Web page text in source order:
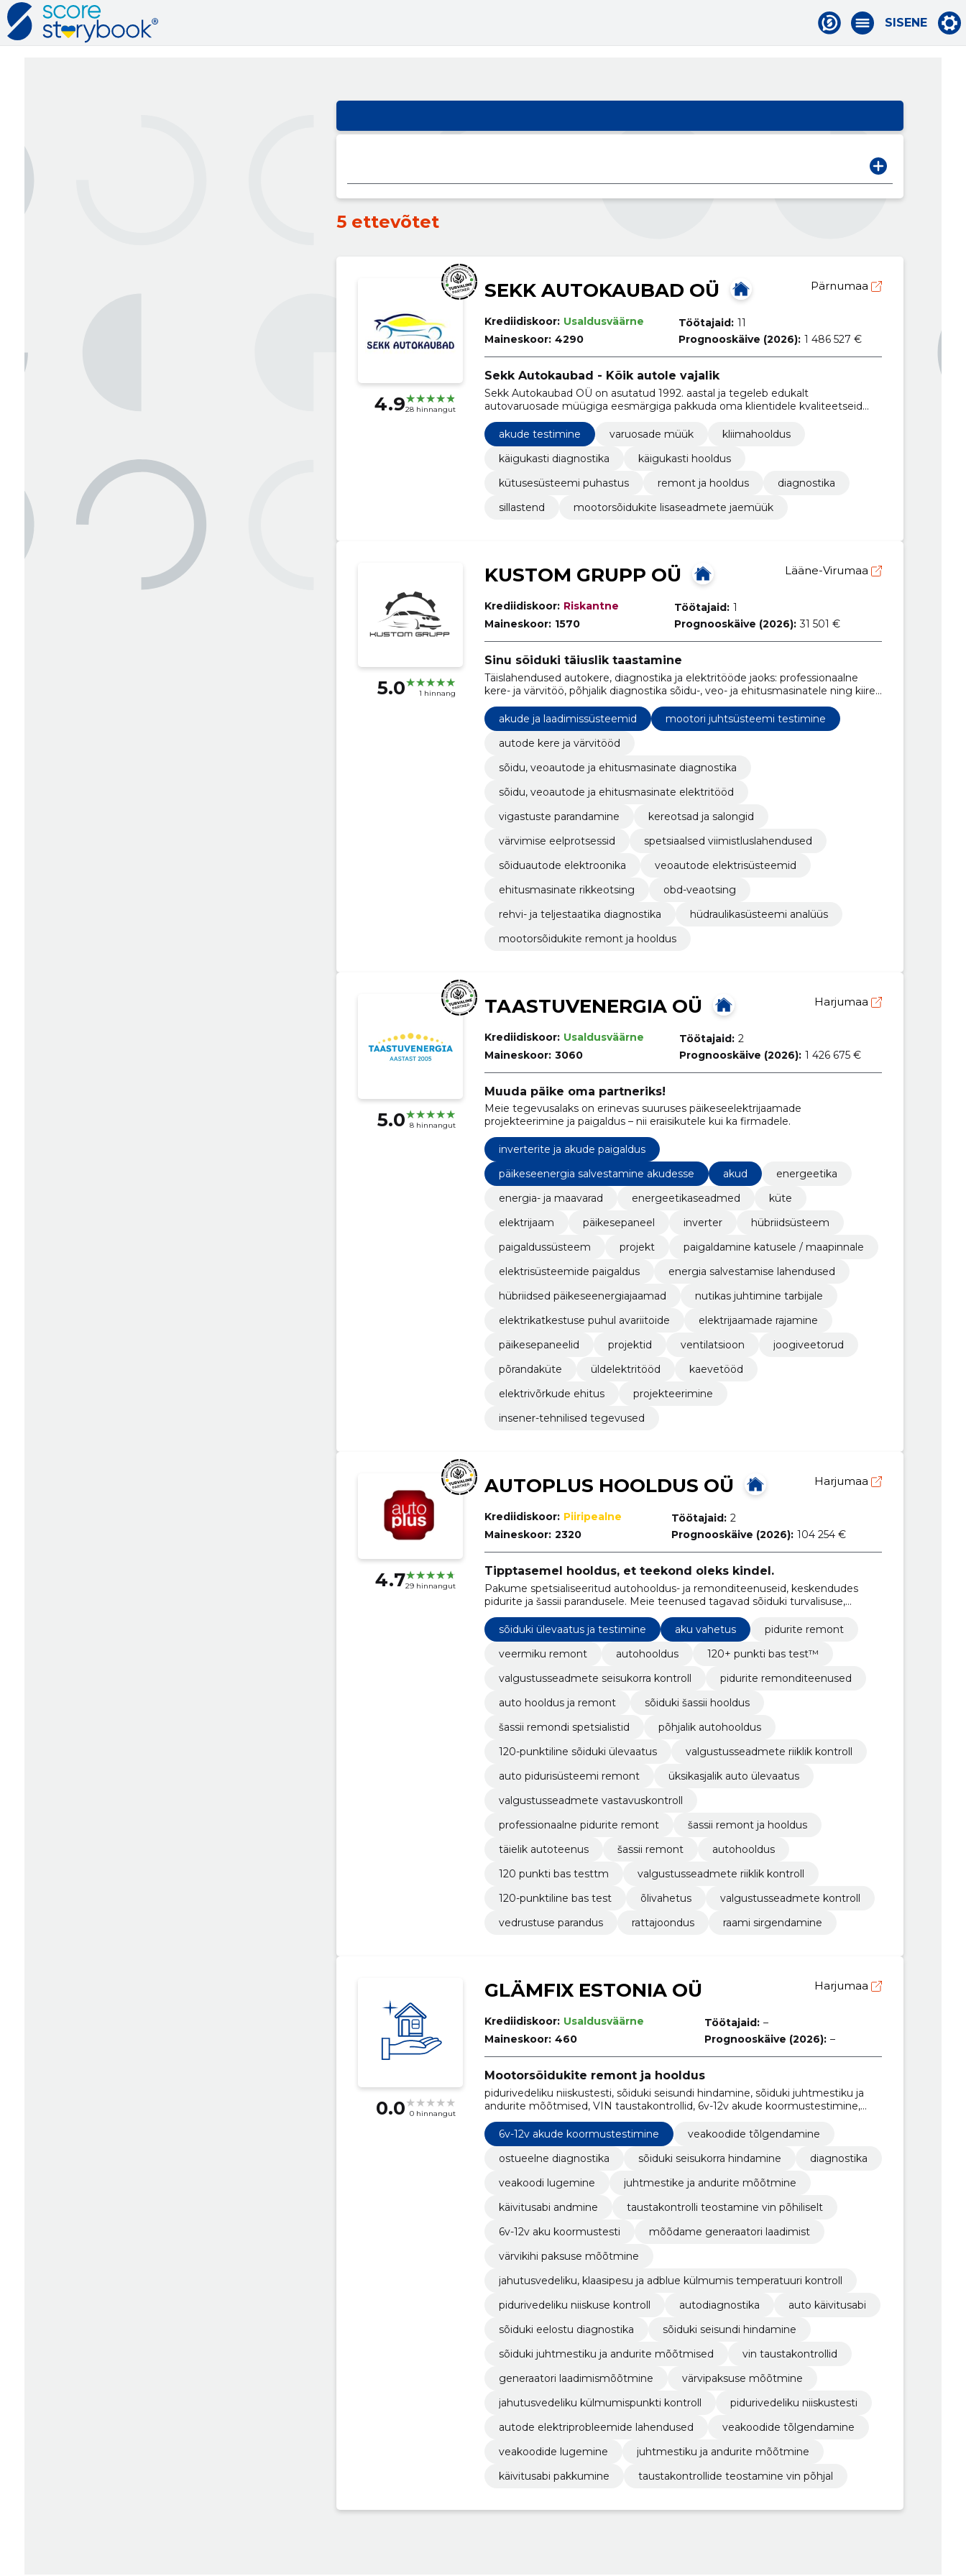
SISENE
5 ettevõtet
4.928 hinnangut
SEKK AUTOKAUBAD OÜ Pärnumaa
Krediidiskoor: Usaldusväärne
Maineskoor: 4290
Töötajaid: 11
Prognooskäive (2026): 1 486 527 €
Sekk Autokaubad - Kõik autole vajalik
Sekk Autokaubad OÜ on asutatud 1992. aastal ja tegeleb edukalt
autovaruosade müügiga eesmärgiga pakkuda oma klientidele kvaliteetseid
tooteid konkurentsivõimeliste hindadega
akude testimine
varuosade müük
kliimahooldus
käigukasti diagnostika
käigukasti hooldus
kütusesüsteemi puhastus
remont ja hooldus
diagnostika
sillastend
mootorsõidukite lisaseadmete jaemüük
5.0 1 hinnang
KUSTOM GRUPP OÜ Lääne-Virumaa
Krediidiskoor: Riskantne
Maineskoor: 1570
Töötajaid: 1
Prognooskäive (2026): 31 501 €
Sinu sõiduki täiuslik taastamine
Täislahendused autokere, diagnostika ja elektritööde jaoks: professionaalne
kere- ja värvitöö, põhjalik diagnostika sõidu-, veo- ja ehitusmasinatele ning kiire
välimuse.
akude ja laadimissüsteemid
mootori juhtsüsteemi testimine
autode kere ja värvitööd
sõidu, veoautode ja ehitusmasinate diagnostika
sõidu, veoautode ja ehitusmasinate elektritööd
vigastuste parandamine
kereotsad ja salongid
värvimise eelprotsessid
spetsiaalsed viimistluslahendused
sõiduautode elektroonika
veoautode elektrisüsteemid
ehitusmasinate rikkeotsing
obd-veaotsing
rehvi- ja teljestaatika diagnostika
hüdraulikasüsteemi analüüs
mootorsõidukite remont ja hooldus
5.0 8 hinnangut
TAASTUVENERGIA OÜ Harjumaa
Krediidiskoor: Usaldusväärne
Maineskoor: 3060
Töötajaid: 2
Prognooskäive (2026): 1 426 675 €
Muuda päike oma partneriks!
Meie tegevusalaks on erinevas suuruses päikeseelektrijaamade
projekteerimine ja paigaldus – nii eraisikutele kui ka firmadele.
inverterite ja akude paigaldus
päikeseenergia salvestamine akudesse
akud
energeetika
energia- ja maavarad
energeetikaseadmed
küte
elektrijaam
päikesepaneel inverter
hübriidsüsteem
paigaldussüsteem
projekt
paigaldamine katusele / maapinnale
elektrisüsteemide paigaldus
energia salvestamise lahendused
hübriidsed päikeseenergiajaamad
nutikas juhtimine tarbijale
elektrikatkestuse puhul avariitoide
elektrijaamade rajamine
päikesepaneelid
projektid ventilatsioon
joogiveetorud
põrandaküte
üldelektritööd
kaevetööd
elektrivõrkude ehitus
projekteerimine
insener-tehnilised tegevused
4.729 hinnangut
AUTOPLUS HOOLDUS OÜ Harjumaa
Krediidiskoor: Piiripealne
Maineskoor: 2320
Töötajaid: 2
Prognooskäive (2026): 104 254 €
Tipptasemel hooldus, et teekond oleks kindel.
Pakume spetsialiseeritud autohooldus- ja remonditeenuseid, keskendudes
pidurite ja šassii parandusele. Meie teenused tagavad sõiduki turvalisuse,
jõudluse ja põhjaliku kontrolli 120-punktilise BAS testi™ abil.
sõiduki ülevaatus ja testimine
aku vahetus
pidurite remont
veermiku remont
autohooldus
120+ punkti bas test™
valgustusseadmete seisukorra kontroll
pidurite remonditeenused
auto hooldus ja remont
sõiduki šassii hooldus
šassii remondi spetsialistid
põhjalik autohooldus
120-punktiline sõiduki ülevaatus
valgustusseadmete riiklik kontroll
auto pidurisüsteemi remont
üksikasjalik auto ülevaatus
valgustusseadmete vastavuskontroll
professionaalne pidurite remont
šassii remont ja hooldus
täielik autoteenus
šassii remont
autohooldus
120 punkti bas testtm
valgustusseadmete riiklik kontroll
120-punktiline bas test
õlivahetus
valgustusseadmete kontroll
vedrustuse parandus
rattajoondus raami sirgendamine
0.0 0 hinnangut
GLÄMFIX ESTONIA OÜ Harjumaa
Krediidiskoor: Usaldusväärne
Maineskoor: 460
Töötajaid: –
Prognooskäive (2026): –
Mootorsõidukite remont ja hooldus
pidurivedeliku niiskustesti, sõiduki seisundi hindamine, sõiduki juhtmestiku ja
andurite mõõtmised, VIN taustakontrollid, 6v-12v akude koormustestimine,
generaatori laadimismõõtmine, värvipaksuse mõõtmine, jahutusvedeliku
külmumispunkti kontroll, käivitusabi pakkumine, juhtmestiku ja andurite
mõõtmine
6v-12v akude koormustestimine
veakoodide tõlgendamine
ostueelne diagnostika
sõiduki seisukorra hindamine
diagnostika
veakoodi lugemine
juhtmestike ja andurite mõõtmine
käivitusabi andmine
taustakontrolli teostamine vin põhiliselt
6v-12v aku koormustesti
mõõdame generaatori laadimist
värvikihi paksuse mõõtmine
jahutusvedeliku, klaasipesu ja adblue külmumis temperatuuri kontroll
pidurivedeliku niiskuse kontroll
autodiagnostika
auto käivitusabi
sõiduki eelostu diagnostika
sõiduki seisundi hindamine
sõiduki juhtmestiku ja andurite mõõtmised
vin taustakontrollid
generaatori laadimismõõtmine
värvipaksuse mõõtmine
jahutusvedeliku külmumispunkti kontroll
pidurivedeliku niiskustesti
autode elektriprobleemide lahendused
veakoodide tõlgendamine
veakoodide lugemine
juhtmestiku ja andurite mõõtmine
käivitusabi pakkumine
taustakontrollide teostamine vin põhjal